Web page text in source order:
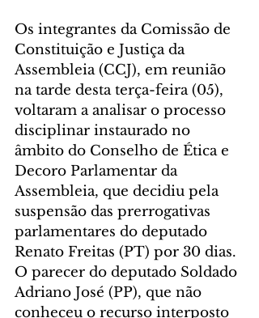
Os integrantes da Comissão de
Constituição e Justiça da
Assembleia (CCJ), em reunião
na tarde desta terça-feira (05),
voltaram a analisar o processo
disciplinar instaurado no
âmbito do Conselho de Ética e
Decoro Parlamentar da
Assembleia, que decidiu pela
suspensão das prerrogativas
parlamentares do deputado
Renato Freitas (PT) por 30 dias.
O parecer do deputado Soldado
Adriano José (PP), que não
conheceu o recurso interposto